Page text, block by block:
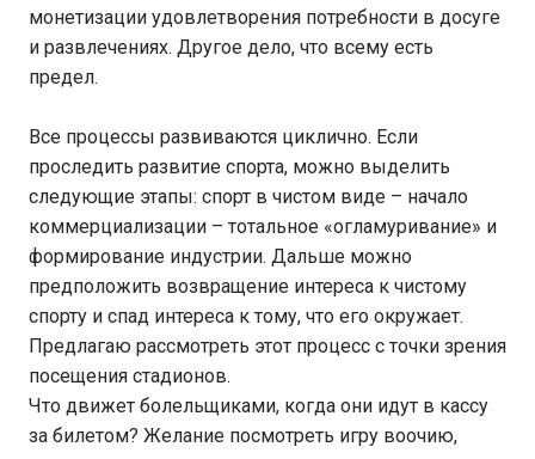
монетизации удовлетворения потребности в досуге
и развлечениях. Другое дело, что всему есть
предел.
Все процессы развиваются циклично. Если
проследить развитие спорта, можно выделить
следующие этапы: спорт в чистом виде – начало
коммерциализации – тотальное «огламуривание» и
формирование индустрии. Дальше можно
предположить возвращение интереса к чистому
спорту и спад интереса к тому, что его окружает.
Предлагаю рассмотреть этот процесс с точки зрения
посещения стадионов.
Что движет болельщиками, когда они идут в кассу
за билетом? Желание посмотреть игру воочию,